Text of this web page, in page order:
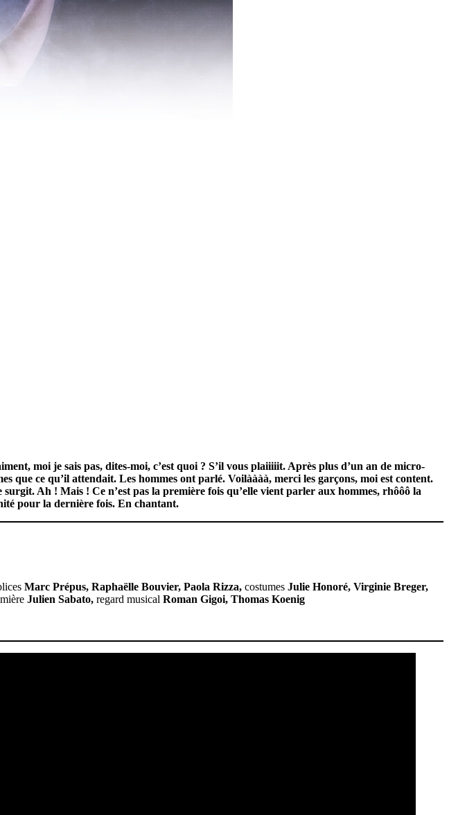
moi je sais pas, dites-moi, c’est quoi ? S’il vous plaiiiiit. Après plus d’un an de micro-
que ce qu’il attendait. Les hommes ont parlé. Voilàààà, merci les garçons, moi est content.
Ah ! Mais ! Ce n’est pas la première fois qu’elle vient parler aux hommes, rhôôô la
pour la dernière fois. En chantant.
Marc Prépus, Raphaëlle Bouvier, Paola Rizza, costumes Julie Honoré, Virginie Breger,
Julien Sabato, regard musical Roman Gigoi, Thomas Koenig